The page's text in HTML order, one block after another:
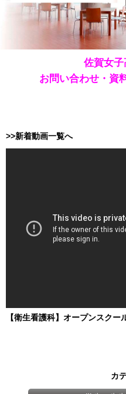
佐賀女
お問い合わせ・資
>>新着動画一覧へ
【衛生看護科】オープンスク
カ